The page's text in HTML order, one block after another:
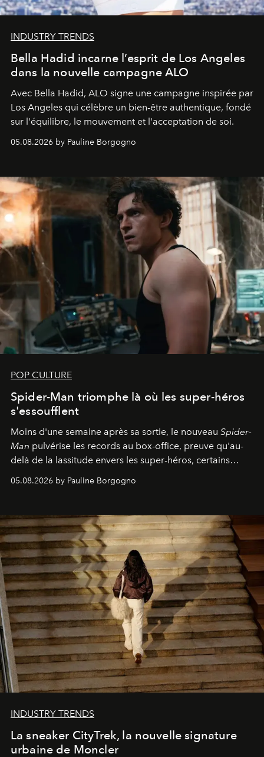
INDUSTRY TRENDS
Bella Hadid incarne l’esprit de Los Angeles
dans la nouvelle campagne ALO
Avec Bella Hadid, ALO signe une campagne inspirée par
Los Angeles qui célèbre un bien-être authentique, fondé
sur l'équilibre, le mouvement et l'acceptation de soi.
05.08.2026 by Pauline Borgogno
POP CULTURE
Spider-Man triomphe là où les super-héros
s'essoufflent
Moins d'une semaine après sa sortie, le nouveau Spider-
Man pulvérise les records au box-office, preuve qu'au-
delà de la lassitude envers les super-héros, certains
05.08.2026 by Pauline Borgogno
INDUSTRY TRENDS
La sneaker CityTrek, la nouvelle signature
urbaine de Moncler